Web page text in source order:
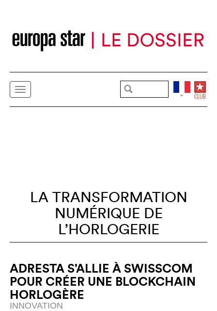
LA TRANSFORMATION
NUMÉRIQUE DE
L’HORLOGERIE
ADRESTA S’ALLIE À SWISSCOM
POUR CRÉER UNE BLOCKCHAIN
HORLOGÈRE
INNOVATION